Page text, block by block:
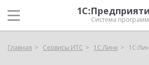
Система программ
Главная Сервисы ИТС 1С:Линк